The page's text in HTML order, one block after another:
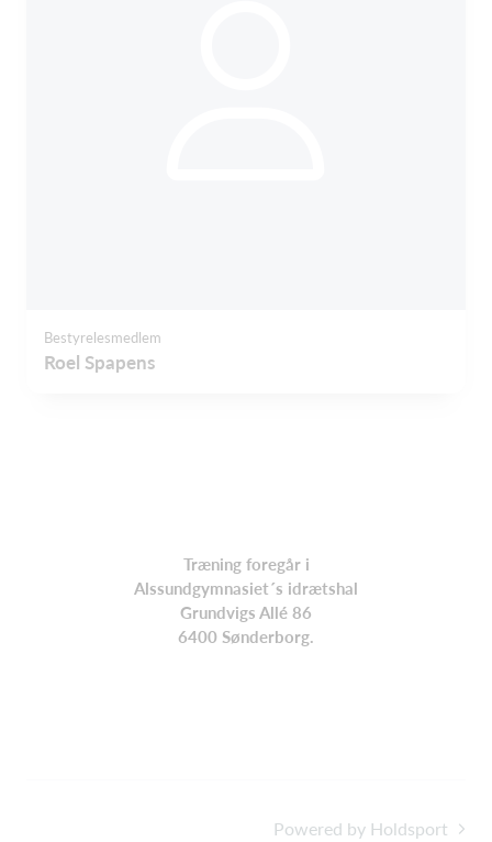
Bestyrelesmedlem
Roel Spapens
Træning foregår i
Alssundgymnasiet´s idrætshal
Grundvigs Allé 86
6400 Sønderborg.
Powered by Holdsport